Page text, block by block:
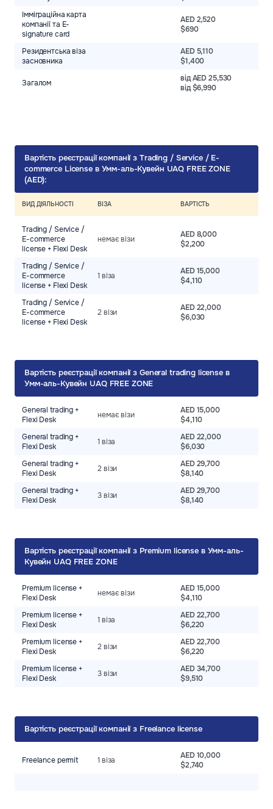
Імміграційна карта
компанії та E-
signature card
AED 2,520
$690
Резидентська віза
засновника
AED 5,110
$1,400
Загалом
від AED 25,530
від $6,990
Вартість реєстрації компанії з Trading / Service / E-
commerce License в Умм-аль-Кувейн UAQ FREE ZONE
(AED):
ВИД ДІЯЛЬНОСТІ ВІЗА ВАРТІСТЬ
Trading / Service /
E-commerce
license + Flexi Desk
немає візи
AED 8,000
$2,200
Trading / Service /
E-commerce
license + Flexi Desk
1 віза
AED 15,000
$4,110
Trading / Service /
E-commerce
license + Flexi Desk
2 візи
AED 22,000
$6,030
Вартість реєстрації компанії з General trading license в
Умм-аль-Кувейн UAQ FREE ZONE
General trading +
Flexi Desk
немає візи
AED 15,000
$4,110
General trading +
Flexi Desk
1 віза
AED 22,000
$6,030
General trading +
Flexi Desk
2 візи
AED 29,700
$8,140
General trading +
Flexi Desk
3 візи
AED 29,700
$8,140
Вартість реєстрації компанії з Premium license в Умм-аль-
Кувейн UAQ FREE ZONE
Premium license +
Flexi Desk
немає візи
AED 15,000
$4,110
Premium license +
Flexi Desk
1 віза
AED 22,700
$6,220
Premium license +
Flexi Desk
2 візи
AED 22,700
$6,220
Premium license +
Flexi Desk
3 візи
AED 34,700
$9,510
Вартість реєстрації компанії з Freelance license
Freelance permit 1 віза
AED 10,000
$2,740